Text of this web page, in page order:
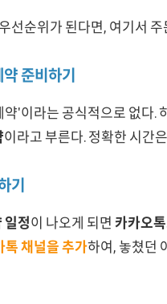
선순위가 된다면, 여기서
준비하기
'이라는 공식적으로 없다.
이라고 부른다. 정확한 시간
기
일정이 나오게 되면 카카오톡
톡 채널을 추가하여, 놓쳤던